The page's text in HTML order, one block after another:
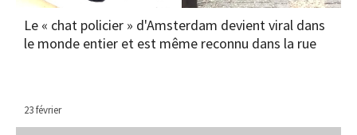
Le « chat policier » d'Amsterdam devient viral dans
le monde entier et est même reconnu dans la rue
23 février